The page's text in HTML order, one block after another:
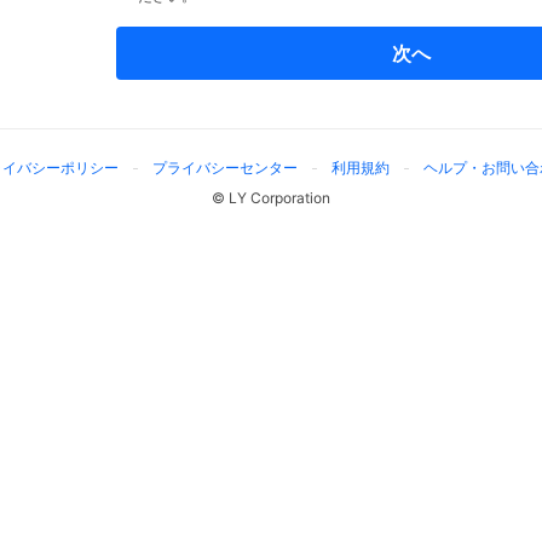
次へ
バシーポリシー プライバシーセンター 利用規約
ヘルプ・お問い
© LY Corporation